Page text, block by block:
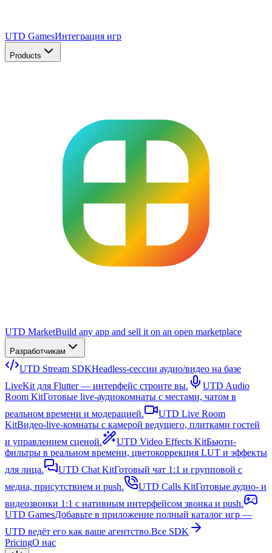
UTD GamesИнтеграция игр
Products
UTD MarketBuild any app and sell it on an open marketplace
Разработчикам
UTD Stream SDKHeadless-сессии аудио/видео на базе
LiveKit для Flutter — интерфейс строите вы.
UTD Audio
Room KitГотовые live-аудиокомнаты с местами, чатом в
реальном времени и модерацией.
UTD Live Room
KitВидео-live-комнаты с камерой ведущего, плитками гостей
и управлением сценой.
UTD Video Effects KitБьюти-
фильтры в реальном времени, цветокоррекция LUT и эффекты
для лица.
UTD Chat KitГотовый чат 1:1 и групповой с
медиа, присутствием и push.
UTD Calls KitГотовые аудио- и
видеозвонки 1:1 с нативным интерфейсом звонка и push.
UTD GamesДобавьте в приложение полный каталог игр —
UTD ведёт его как ваше агентство.Все SDK
PricingО нас